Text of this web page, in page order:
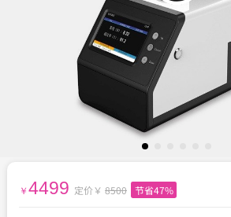
￥ 4499 定价￥ 8500 节省47%